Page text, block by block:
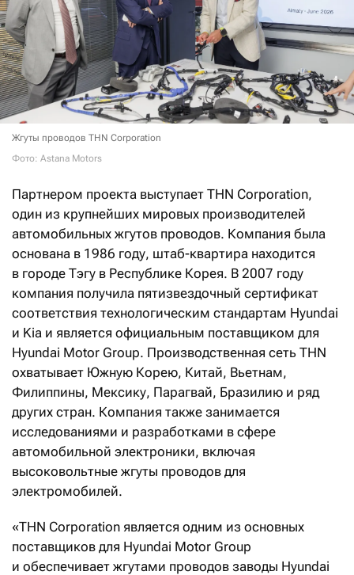
Жгуты проводов THN Corporation
Фото: Astana Motors
Партнером проекта выступает THN Corporation,
один из крупнейших мировых производителей
автомобильных жгутов проводов. Компания была
основана в 1986 году, штаб-квартира находится
в городе Тэгу в Республике Корея. В 2007 году
компания получила пятизвездочный сертификат
соответствия технологическим стандартам Hyundai
и Kia и является официальным поставщиком для
Hyundai Motor Group. Производственная сеть THN
охватывает Южную Корею, Китай, Вьетнам,
Филиппины, Мексику, Парагвай, Бразилию и ряд
других стран. Компания также занимается
исследованиями и разработками в сфере
автомобильной электроники, включая
высоковольтные жгуты проводов для
электромобилей.
«THN Corporation является одним из основных
поставщиков для Hyundai Motor Group
и обеспечивает жгутами проводов заводы Hyundai